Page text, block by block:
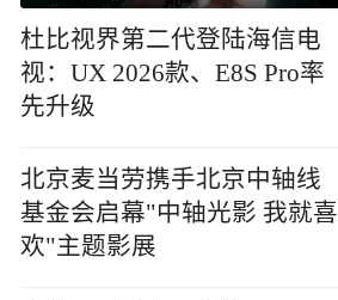
杜比视界第二代登陆海信电
视：UX 2026款、E8S Pro率
先升级
北京麦当劳携手北京中轴线
基金会启幕"中轴光影 我就喜
欢"主题影展